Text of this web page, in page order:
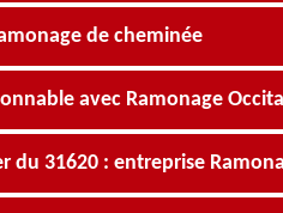
de cheminée
avec Ramonage
du 31620 : entreprise